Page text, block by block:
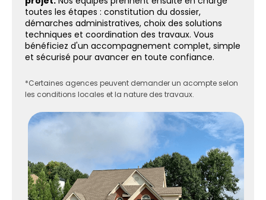
toutes les étapes : constitution du dossier,
démarches administratives, choix des solutions
techniques et coordination des travaux. Vous
bénéficiez d'un accompagnement complet, simple
et sécurisé pour avancer en toute confiance.
*Certaines agences peuvent demander un acompte selon
les conditions locales et la nature des travaux.